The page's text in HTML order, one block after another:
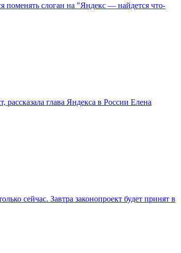
поменять слоган на "Яндекс — найдется что-
глава Яндекса в России Елена
сейчас. Завтра законопроект будет принят в